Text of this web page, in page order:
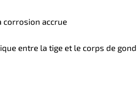
corrosion accrue
entre la tige et le corps de gond